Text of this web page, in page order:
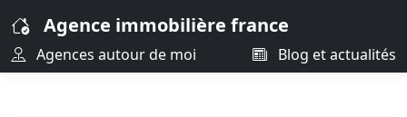
Agence immobilière france
Agences autour de moi Blog et actualités